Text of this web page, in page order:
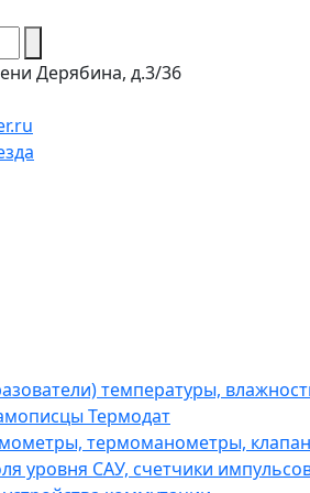
Дерябина, д.3/36
температуры,
Термодат
термоманометры,
уровня САУ, счетчики